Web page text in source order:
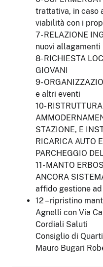
trattativa, in caso
viabilità con i
7- RELAZIONE
nuovi
8- RICHIESTA
GIOVANI
9-
e altri eventi
10-
STAZIONE, E
RICARICA AUTO
PARCHEGGIO
11- MANTO
ANCORA
affido gestione
12 – ripristino
Agnelli con Via
Cordiali Saluti
Consiglio di
Mauro Bugari